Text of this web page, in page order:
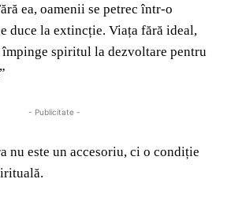
ea, oamenii se petrec într-o
duce la extincție. Viața fără ideal,
spiritul la dezvoltare pentru
- Publicitate -
nu este un accesoriu, ci o condiție